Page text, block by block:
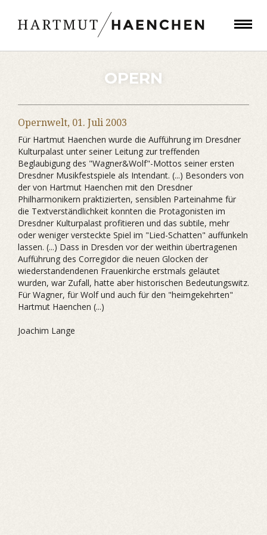
OPERN
Opernwelt, 01. Juli 2003
Für Hartmut Haenchen wurde die Aufführung im Dresdner
Kulturpalast unter seiner Leitung zur treffenden
Beglaubigung des "Wagner&Wolf"-Mottos seiner ersten
Dresdner Musikfestspiele als Intendant. (...) Besonders von
der von Hartmut Haenchen mit den Dresdner
Philharmonikern praktizierten, sensiblen Parteinahme für
die Textverständlichkeit konnten die Protagonisten im
Dresdner Kulturpalast profitieren und das subtile, mehr
oder weniger versteckte Spiel im "Lied-Schatten" auffunkeln
lassen. (...) Dass in Dresden vor der weithin übertragenen
Aufführung des Corregidor die neuen Glocken der
wiederstandendenen Frauenkirche erstmals geläutet
wurden, war Zufall, hatte aber historischen Bedeutungswitz.
Für Wagner, für Wolf und auch für den "heimgekehrten"
Hartmut Haenchen (...)
Joachim Lange